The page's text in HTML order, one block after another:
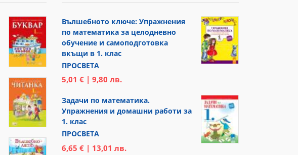
Вълшебното ключе: Упражнения
по математика за целодневно
обучение и самоподготовка
вкъщи в 1. клас
ПРОСВЕТА
5,01 € | 9,80 лв.
Задачи по математика.
Упражнения и домашни работи за
1. клас
ПРОСВЕТА
6,65 € | 13,01 лв.